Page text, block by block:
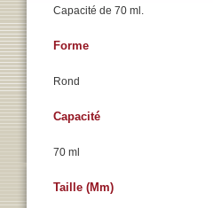
Capacité de 70 ml.
Forme
Rond
Capacité
70 ml
Taille (mm)